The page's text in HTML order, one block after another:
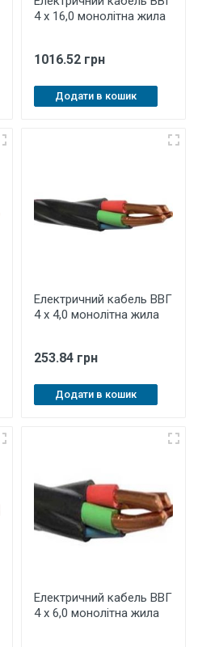
4 х 16,0 монолітна жила
1016.52 грн
Додати в кошик
Електричний кабель ВВГ
4 х 4,0 монолітна жила
253.84 грн
Додати в кошик
Електричний кабель ВВГ
4 х 6,0 монолітна жила